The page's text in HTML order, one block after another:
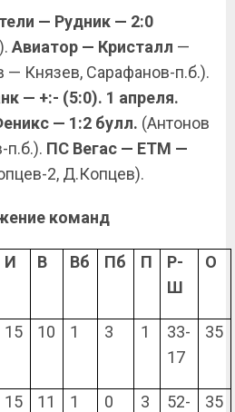
— Рудник — 2:0
Авиатор — Кристалл —
— Князев, Сарафанов-п.б.).
— +:- (5:0). 1 апреля.
— 1:2 булл. (Антонов
п.б.). ПС Вегас — ЕТМ —
2, Д.Копцев).
команд
И В Вб Пб П
Р-
Ш
О
15 10 1 3 1
33-
17
35
15 11 1 0 3
52-
35